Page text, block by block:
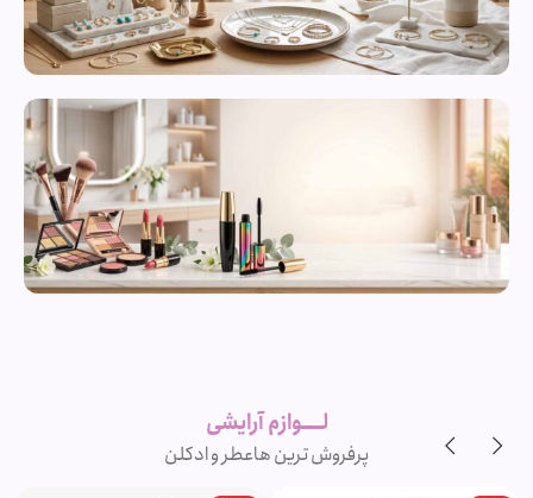
برندلــــوازم آرایشی
پرفروش ترین هاعطر و ادکلن